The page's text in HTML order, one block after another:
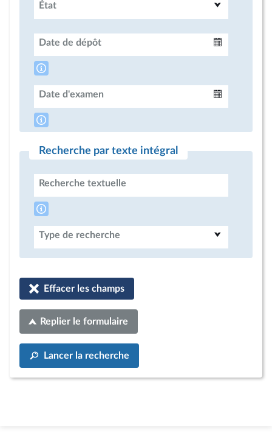
État
Date de dépôt
Date d'examen
Recherche par texte intégral
Recherche textuelle
Type de recherche
Effacer les champs
Replier le formulaire
Lancer la recherche